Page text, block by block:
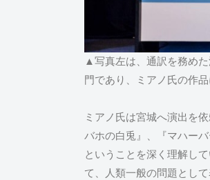
▲写真左は、通訳を務め
門であり、ミアノ氏の作
ミアノ氏は宮城へ演出を
バホの白兎』、『マハー
ということを深く理解し
て、人類一般の問題とし